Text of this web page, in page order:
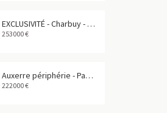
EXCLUSIVITÉ - Charbuy - Pavillon de plain-pied avec grand terrain
253000 €
Auxerre périphérie - Pavillon familial 6 pièces avec sous-sol total
222000 €